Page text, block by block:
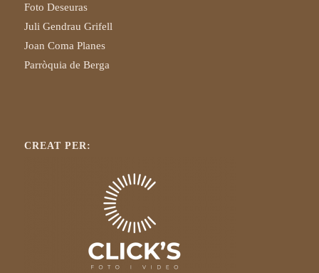
Foto Deseuras
Juli Gendrau Grifell
Joan Coma Planes
Parròquia de Berga
CREAT PER: